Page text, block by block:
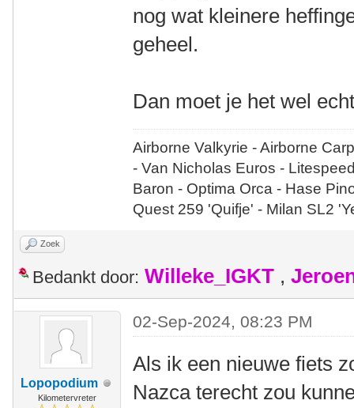
nog wat kleinere
geheel.
Dan moet je het wel
Airborne Valkyrie - Airborne
- Van Nicholas Euros -
Baron - Optima Orca - Hase
Quest 259 'Quifje' - Milan SL2
Zoek
Bedankt door: Willeke_IGKT ,
Lopopodium
Kilometervreter
02-Sep-2024, 08:23 PM
Als ik een nieuwe fiets
Nazca terecht zou